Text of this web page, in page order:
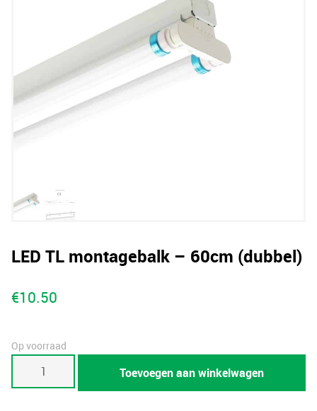
LED TL montagebalk – 60cm (dubbel)
€10.50
Op voorraad
Toevoegen aan winkelwagen